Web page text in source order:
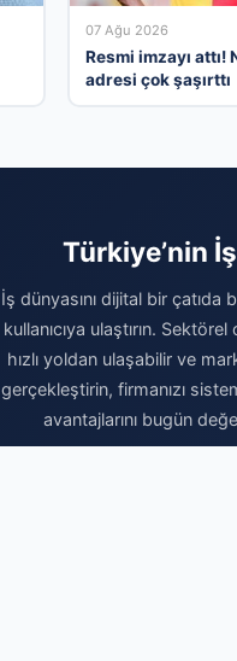
07 Ağu 2026
Resmi imzayı attı!
adresi çok şaşırttı
Türkiye’nin
İş dünyasını dijital bir
kullanıcıya ulaştırın.
hızlı yoldan ulaşabilir ve
gerçekleştirin, firmanızı
avantajlarını bugün